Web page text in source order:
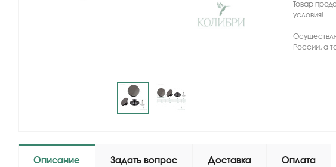
Товар
условия!
России, а
Описание Задать вопрос Доставка Оплата